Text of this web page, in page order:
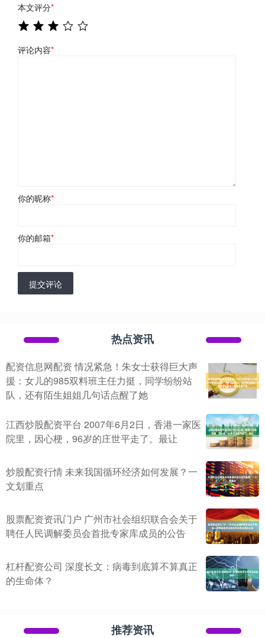
本文评分*
评论内容*
你的昵称*
你的邮箱*
提交评论
热点资讯
配资信息网配资 情况紧急！朱女士获得巨大声
援：女儿的985双料班主任力挺，同学纷纷站
队，还有陌生姐姐几句话点醒了她
江西炒股配资平台 2007年6月2日，香港一家医
院里，因心梗，96岁的庄世平走了。最让
炒股配资行情 未来我国循环经济如何发展？一
文划重点
股票配资资讯门户 广州市社会组织联合会关于
聘任人民调解委员会首批专家库成员的公告
杠杆配资公司 深度长文：病毒到底算不算真正
的生命体？
推荐资讯